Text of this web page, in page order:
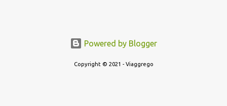
Powered by Blogger
Copyright © 2021 - Viaggrego